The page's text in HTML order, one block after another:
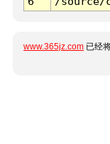
www.365jz.com 已经